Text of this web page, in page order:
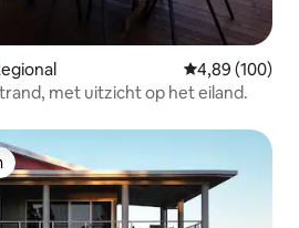
Gemiddelde
4,89 (100)
met uitzicht op het eiland.